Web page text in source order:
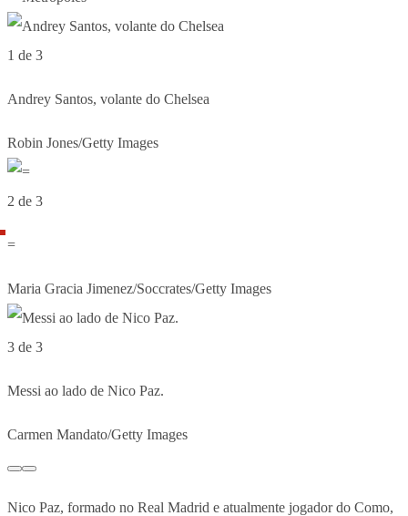
1 de 3
Andrey Santos, volante do Chelsea
Robin Jones/Getty Images
2 de 3
=
Maria Gracia Jimenez/Soccrates/Getty Images
3 de 3
Messi ao lado de Nico Paz.
Carmen Mandato/Getty Images
Nico Paz, formado no Real Madrid e atualmente jogador do Como,